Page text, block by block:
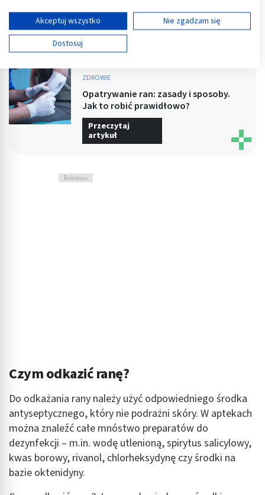
opatrunkiem, a większą ranę zwykle zabezpiecza się
wyjałowioną gazę oraz plastrem.
ZDROWIE
Opatrywanie ran: zasady i sposoby.
Jak to robić prawidłowo?
Przeczytaj
artykuł
Reklama
Czym odkazić ranę?
Do odkażania rany należy użyć odpowiedniego środka
antyseptycznego, który nie podrażni skóry. W aptekach
można znaleźć całe mnóstwo preparatów do
dezynfekcji – m.in. wodę utlenioną, spirytus salicylowy,
kwas borowy, rivanol, chlorheksydynę czy środki na
bazie oktenidyny.
Wyświetl listę partnerów (11 dostawców IAB)
Używamy Twoich danych w następujących celach:
Cele przetwarzania IAB:
Przechowywanie informacji na urządzeniu lub
dostęp do nich
Wykorzystywanie ograniczonych danych do
wyboru reklam
Tworzenie profili w celu spersonalizowanych
Wykorzystanie profili do wyboru
spersonalizowanych reklam
Wykorzystywanie ograniczonych danych do
wyboru treści
Funkcje specjalne IAB:
Użycie dokładnych danych geolokalizacyjnych
Identyfikowanie urządzeń na podstawie
aktywnie żądanych informacji
Cele przetwarzania inne niż IAB:
Niezbędne
Akceptuj wszystko
Nie zgadzam się
Dostosuj